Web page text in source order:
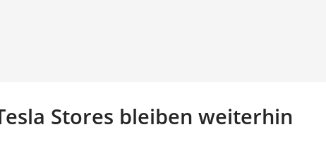
Stores bleiben weiterhin